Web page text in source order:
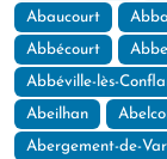
Abaucourt
Abbécourt
Abbéville-lès-
Abeilhan
Abergement-de-